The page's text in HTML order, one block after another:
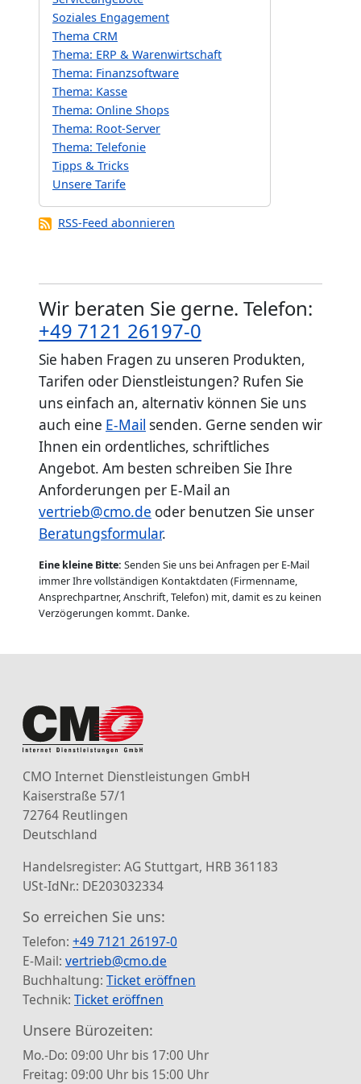
Soziales Engagement
Thema CRM
Thema: ERP & Warenwirtschaft
Thema: Finanzsoftware
Thema: Kasse
Thema: Online Shops
Thema: Root-Server
Thema: Telefonie
Tipps & Tricks
Unsere Tarife
RSS-Feed abonnieren
Wir beraten Sie gerne. Telefon:
+49 7121 26197-0
Sie haben Fragen zu unseren Produkten,
Tarifen oder Dienstleistungen? Rufen Sie
uns einfach an, alternativ können Sie uns
auch eine E-Mail senden. Gerne senden wir
Ihnen ein ordentliches, schriftliches
Angebot. Am besten schreiben Sie Ihre
Anforderungen per E-Mail an
vertrieb@cmo.de oder benutzen Sie unser
Beratungsformular.
Eine kleine Bitte: Senden Sie uns bei Anfragen per E-Mail
immer Ihre vollständigen Kontaktdaten (Firmenname,
Ansprechpartner, Anschrift, Telefon) mit, damit es zu keinen
Verzögerungen kommt. Danke.
CMO Internet Dienstleistungen GmbH
Kaiserstraße 57/1
72764 Reutlingen
Deutschland
Handelsregister: AG Stuttgart, HRB 361183
USt-IdNr.: DE203032334
So erreichen Sie uns:
Telefon: +49 7121 26197-0
E-Mail: vertrieb@cmo.de
Buchhaltung: Ticket eröffnen
Technik: Ticket eröffnen
Unsere Bürozeiten:
Mo.-Do: 09:00 Uhr bis 17:00 Uhr
Freitag: 09:00 Uhr bis 15:00 Uhr